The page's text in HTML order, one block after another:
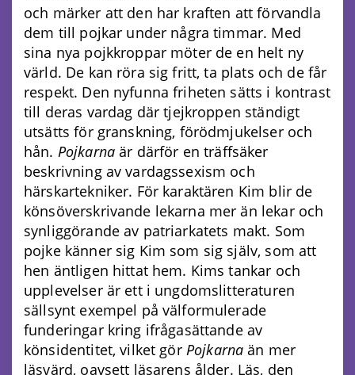
och märker att den har kraften att förvandla
dem till pojkar under några timmar. Med
sina nya pojkkroppar möter de en helt ny
värld. De kan röra sig fritt, ta plats och de får
respekt. Den nyfunna friheten sätts i kontrast
till deras vardag där tjejkroppen ständigt
utsätts för granskning, förödmjukelser och
hån. Pojkarnaär därför en träffsäker
beskrivning av vardagssexism och
härskartekniker. För karaktären Kim blir de
könsöverskrivande lekarna mer än lekar och
synliggörande av patriarkatets makt. Som
pojke känner sig Kim som sig själv, som att
hen äntligen hittat hem. Kims tankar och
upplevelser är ett i ungdomslitteraturen
sällsynt exempel på välformulerade
funderingar kring ifrågasättande av
könsidentitet, vilket gör Pojkarna än mer
läsvärd, oavsett läsarens ålder. Läs, den